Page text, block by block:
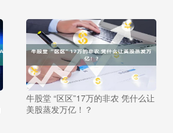
牛股堂 “区区”17万的非农 凭什么让
美股蒸发万亿！？